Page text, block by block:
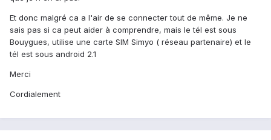
Et donc malgré ca a l'air de se connecter tout de même. Je ne
sais pas si ca peut aider à comprendre, mais le tél est sous
Bouygues, utilise une carte SIM Simyo ( réseau partenaire) et le
tél est sous android 2.1
Merci
Cordialement